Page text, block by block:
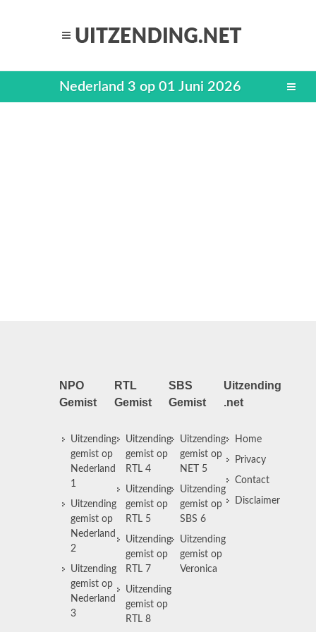
Nederland 3 op 01 Juni 2026
NPO
Gemist
Uitzending
gemist op
Nederland
1
Uitzending
gemist op
Nederland
2
Uitzending
gemist op
Nederland
3
RTL
Gemist
Uitzending
gemist op
RTL 4
Uitzending
gemist op
RTL 5
Uitzending
gemist op
RTL 7
Uitzending
gemist op
RTL 8
SBS
Gemist
Uitzending
gemist op
NET 5
Uitzending
gemist op
SBS 6
Uitzending
gemist op
Veronica
Uitzending
.net
Home
Privacy
Contact
Disclaimer